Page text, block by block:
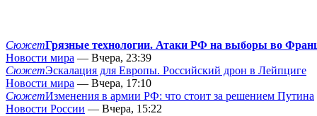
СюжетГрязные технологии. Атаки РФ на выборы во
Новости мира — Вчера, 23:39
СюжетЭскалация для Европы. Российский дрон в Лейпциге
Новости мира — Вчера, 17:10
СюжетИзменения в армии РФ: что стоит за решением Путина
Новости России — Вчера, 15:22